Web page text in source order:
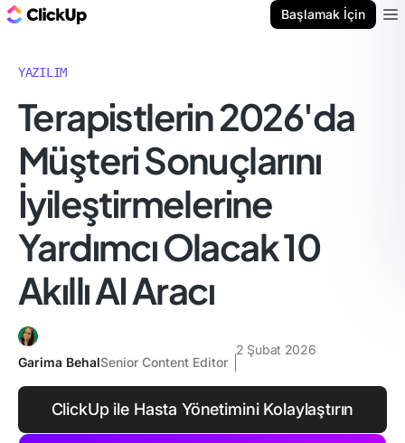
Başlamak İçin
YAZILIM
Terapistlerin 2026'da
Müşteri Sonuçlarını
İyileştirmelerine
Yardımcı Olacak 10
Akıllı AI Aracı
Garima BehalSenior Content Editor
2 Şubat 2026
ClickUp ile Hasta Yönetimini Kolaylaştırın